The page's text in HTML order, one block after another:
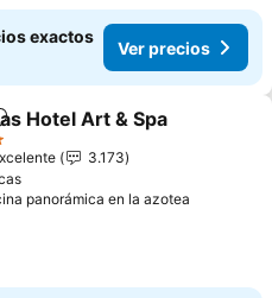
exactos
Ver precios
a favoritos
Hotel Art & Spa
3.173
panorámica en la azotea